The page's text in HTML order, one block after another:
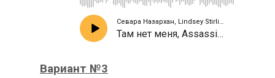
Севара Назархан, Lindsey Stirling
Там нет меня, Assassin's Creed III
Вариант №3